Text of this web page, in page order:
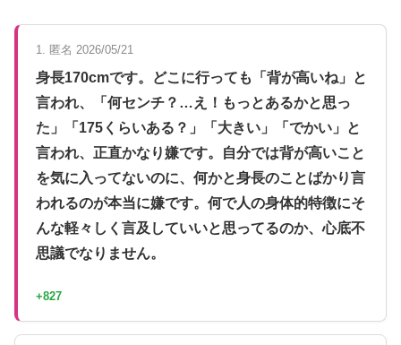
1. 匿名 2026/05/21
身長170cmです。どこに行っても「背が高いね」と
言われ、「何センチ？…え！もっとあるかと思っ
た」「175くらいある？」「大きい」「でかい」と
言われ、正直かなり嫌です。自分では背が高いこと
を気に入ってないのに、何かと身長のことばかり言
われるのが本当に嫌です。何で人の身体的特徴にそ
んな軽々しく言及していいと思ってるのか、心底不
思議でなりません。
+827